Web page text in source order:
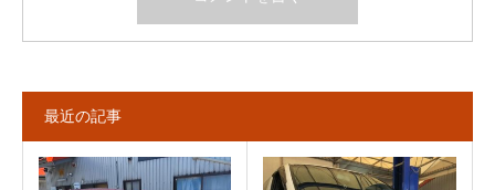
最近の記事